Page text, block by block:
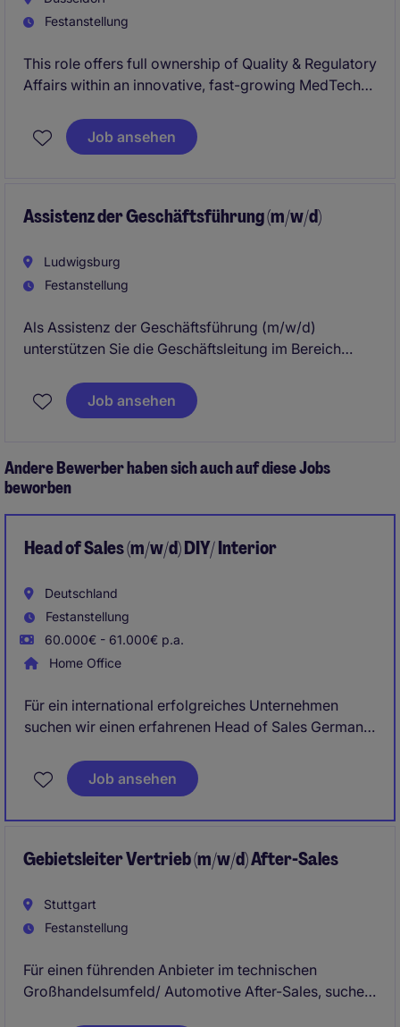
Festanstellung
This role offers full ownership of Quality & Regulatory
Affairs within an innovative, fast-growing MedTech
operational impact. You will work closely with
international stakeholders while shaping regulatory
Job ansehen
Assistenz der Geschäftsführung (m/w/d)
Ludwigsburg
Festanstellung
Als Assistenz der Geschäftsführung (m/w/d)
unterstützen Sie die Geschäftsleitung im Bereich
Rolle in der Organisation und Steuerung des
Tagesgeschäfts. Ihr Arbeitsplatz befindet sich in
können.
Job ansehen
Andere Bewerber haben sich auch auf diese Jobs
beworben
Head of Sales (m/w/d) DIY/ Interior
Deutschland
Festanstellung
60.000€ - 61.000€ p.a.
Home Office
Für ein international erfolgreiches Unternehmen
suchen wir einen erfahrenen Head of Sales Germany
eigenverantwortlich weiterentwickelt und nachhaltig
ausbaut. Gesucht wird eine unternehmerisch
der DIY-Branche.
Job ansehen
Gebietsleiter Vertrieb (m/w/d) After-Sales
Stuttgart
Festanstellung
Für einen führenden Anbieter im technischen
Großhandelsumfeld/ Automotive After-Sales, suchen